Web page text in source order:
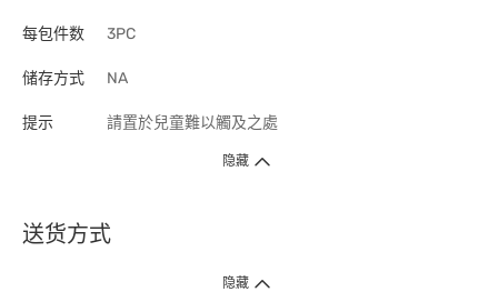
每包件数 3PC
储存方式 NA
提示 請置於兒童難以觸及之處
隐藏
送货方式
1. 送货到府（受卫生署条例规管产品除外 ）
隐藏